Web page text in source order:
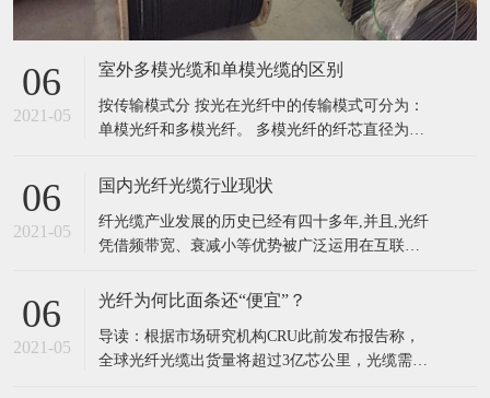
06
2021-05
室外多模光缆和单模光缆的区别
按传输模式分 按光在光纤中的传输模式可分为：
单模光纤和多模光纤。 多模光纤的纤芯直径为
直径为8.3μm，包层外直径125μm。光纤的工作波
纤损耗一般是随波长加长而减小，0.85
06
2021-05
国内光纤光缆行业现状
纤光缆产业发展的历史已经有四十多年,并且,光纤
凭借频带宽、衰减小等优势被广泛运用在互联
网络信息都使用光纤光缆进行传输,光纤已经成为
产业的发展对我国的信息化建设有着重要意义。
我国的光纤光缆产业发展历史也已经有三十多年
06
2021-05
光纤为何比面条还“便宜”？
导读：根据市场研究机构CRU此前发布报告称，
全球光纤光缆出货量将超过3亿芯公里，光缆需求